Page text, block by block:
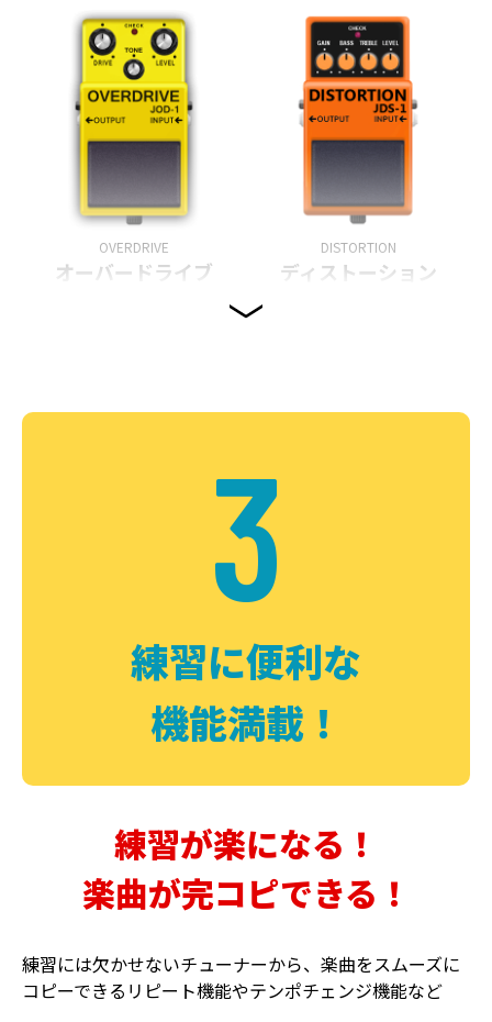
OVERDRIVE
オーバードライブ
DISTORTION
ディストーション
DELAY PHASER
3
練習に便利な
機能満載！
練習が楽になる！
楽曲が完コピできる！
練習には欠かせないチューナーから、楽曲をスムーズに
コピーできるリピート機能やテンポチェンジ機能など